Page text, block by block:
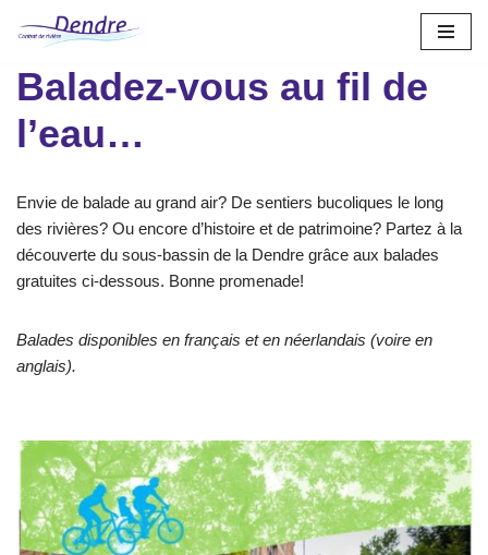
au
Baladez-vous au fil de
l’eau…
Envie de balade au grand air? De sentiers bucoliques le long
des rivières? Ou encore d’histoire et de patrimoine? Partez à la
découverte du sous-bassin de la Dendre grâce aux balades
gratuites ci-dessous. Bonne promenade!
Balades disponibles en français et en néerlandais (voire en
anglais).